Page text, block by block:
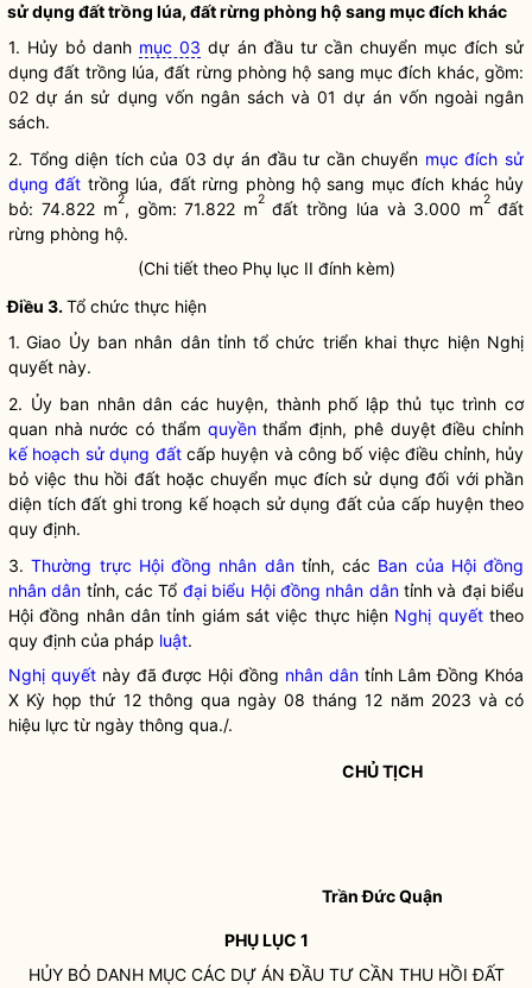
sử dụng đấttrồng lúa, đất rừng phòng hộ sang mục đích khác
1. Hủy bỏ danh mục 03 dự án đầu tư cần chuyển mục đích sử
dụng đất trồng lúa, đất rừng phòng hộ sang mục đích khác, gồm:
02 dự án sử dụng vốn ngân sách và 01 dự án vốn ngoài ngân
sách.
2. Tổngdiện tích của 03 dự án đầu tư cần chuyển mục đích sử
dụng đất trồng lúa, đất rừng phòng hộ sang mục đích khác hủy
bỏ: 74.822 m2, gồm: 71.822 m2 đất trồng lúa và 3.000 m2 đất
rừng phòng hộ.
(Chi tiết theo Phụ lục II đính kèm)
Điều 3.Tổ chức thực hiện
1. Giao Ủy ban nhân dântỉnh tổ chức triển khai thực hiện Nghị
quyết này.
2. Ủy ban nhân dân các huyện, thành phố lập thủ tục trình cơ
quan nhà nước có thẩm quyềnthẩm định, phê duyệt điều chỉnh
kế hoạch sử dụng đấtcấp huyện và công bố việc điều chỉnh, hủy
bỏ việc thu hồi đất hoặc chuyển mục đích sử dụng đối với phần
diện tích đất ghi trong kế hoạch sử dụng đấtcủa cấp huyện theo
quy định.
3.Thường trực Hội đồng nhân dântỉnh, các Ban của Hội đồng
nhân dân tỉnh, các Tổ đại biểu Hội đồng nhân dântỉnh và đại biểu
Hội đồng nhân dân tỉnh giám sát việc thực hiện Nghị quyếttheo
quy định của pháp luật.
Nghị quyếtnày đã được Hội đồng nhân dântỉnh Lâm Đồng Khóa
X Kỳ họp thứ 12 thông qua ngày 08 tháng 12 năm 2023 và có
hiệu lực từ ngày thông qua./.
CHỦ TỊCH
Trần Đức Quận
PHỤ LỤC 1
HỦY BỎ DANH MỤC CÁC DỰ ÁN ĐẦU TƯ CẦN THU HỒI ĐẤT